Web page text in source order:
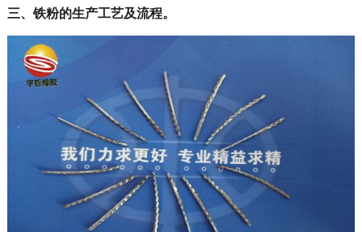
三、铁粉的生产工艺及流程。